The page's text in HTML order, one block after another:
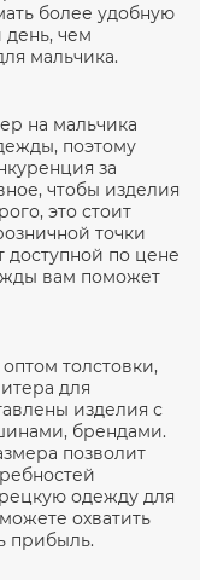
более удобную
чем
мальчика.
на мальчика
поэтому
за
чтобы изделия
это стоит
точки
по цене
вам поможет
толстовки,
для
изделия с
брендами.
позволит
одежду для
охватить
прибыль.